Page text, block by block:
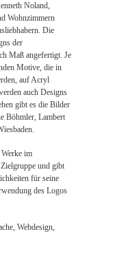
Noland,
Wohnzimmern
Die
der
Maß angefertigt. Je
Motive, die in
auf Acryl
auch Designs
gibt es die Bilder
Böhmler, Lambert
im
und gibt
für seine
des Logos
Webdesign,